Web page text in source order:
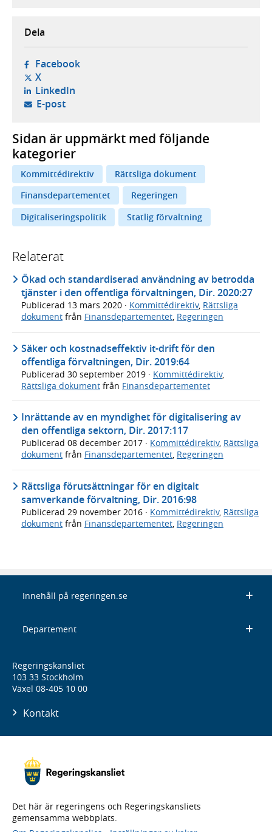
Dela
Facebook- öppnas i ny flik, extern webbplats,
X- öppnas i ny flik, extern webbplats,
LinkedIn- öppnas i ny flik, extern webbplats,
E-post- öppnar din e-postklient,
Sidan är uppmärkt med följande
kategorier
Kommittédirektiv
Rättsliga dokument
Finansdepartementet
Regeringen
Digitaliseringspolitik
Statlig förvaltning
Relaterat
Ökad och standardiserad användning av betrodda
tjänster i den offentliga förvaltningen, Dir. 2020:27
Publicerad 13 mars 2020 · Kommittédirektiv, Rättsliga
dokument från Finansdepartementet, Regeringen
Säker och kostnadseffektiv it-drift för den
offentliga förvaltningen, Dir. 2019:64
Publicerad 30 september 2019 · Kommittédirektiv,
Rättsliga dokument från Finansdepartementet
Inrättande av en myndighet för digitalisering av
den offentliga sektorn, Dir. 2017:117
Publicerad 08 december 2017 · Kommittédirektiv, Rättsliga
dokument från Finansdepartementet, Regeringen
Rättsliga förutsättningar för en digitalt
samverkande förvaltning, Dir. 2016:98
Publicerad 29 november 2016 · Kommittédirektiv, Rättsliga
dokument från Finansdepartementet, Regeringen
Innehåll på regeringen.se
Departement
Regeringskansliet
103 33 Stockholm
Växel 08-405 10 00
Kontakt
Det här är regeringens och Regeringskansliets
gemensamma webbplats.